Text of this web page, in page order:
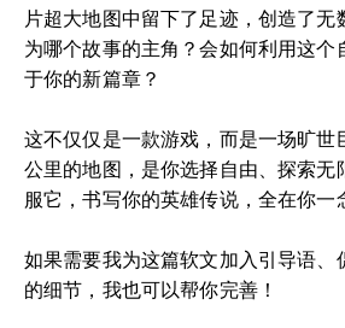
片超大地图中留下了足迹，创造了无
为哪个故事的主角？会如何利用这个
于你的新篇章？
这不仅仅是一款游戏，而是一场旷世
公里的地图，是你选择自由、探索无
服它，书写你的英雄传说，全在你一
如果需要我为这篇软文加入引导语、
的细节，我也可以帮你完善！